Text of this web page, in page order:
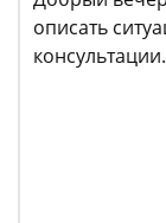
описать